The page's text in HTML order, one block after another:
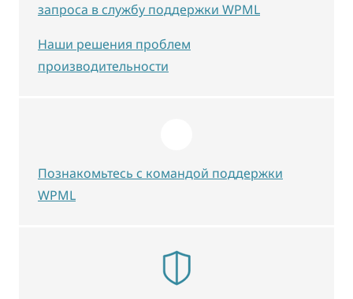
запроса в службу поддержки WPML
Наши решения проблем
производительности
Познакомьтесь с командой поддержки
WPML